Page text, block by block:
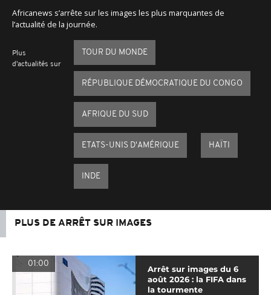
Africanews s’arrête sur les images les plus marquantes de
l’actualité de la journée.
Plus
d'actualités sur
TOUR DU MONDE
RÉPUBLIQUE DÉMOCRATIQUE DU CONGO
AFRIQUE DU SUD
ETATS-UNIS D'AMÉRIQUE HAÏTI
INDE
PLUS DE ARRÊT SUR IMAGES
01:00
Arrêt sur images du 6
août 2026 : la FIFA dans
la tourmente